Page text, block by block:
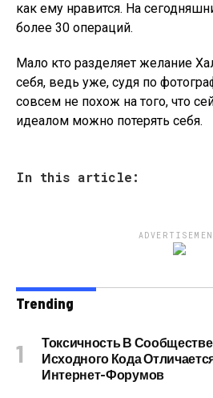
как ему нравится. На
более 30 операций.
Мало кто разделяет желание
себя, ведь уже, судя по
совсем не похож на того, что
идеалом можно потерять себя.
In this article:
Trending
Токсичность В
Исходного Кода
Интернет-Форумов